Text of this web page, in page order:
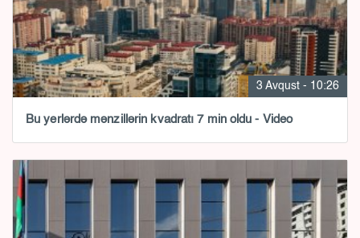
3 Avqust - 10:26
Bu yerlərdə mənzillərin kvadratı 7 min oldu - Video